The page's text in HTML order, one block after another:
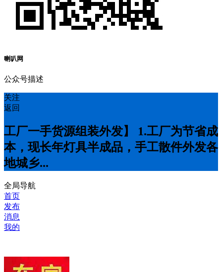
喇叭网
公众号描述
关注
返回
工厂一手货源组装外发】 1.工厂为节省成
本，现长年灯具半成品，手工散件外发各
地城乡...
全局导航
首页
发布
消息
我的